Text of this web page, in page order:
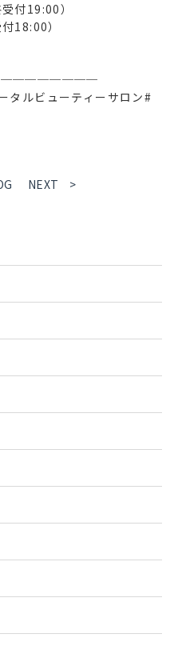
付19:00）
18:00）
タルビューティーサロン#
NEXT >